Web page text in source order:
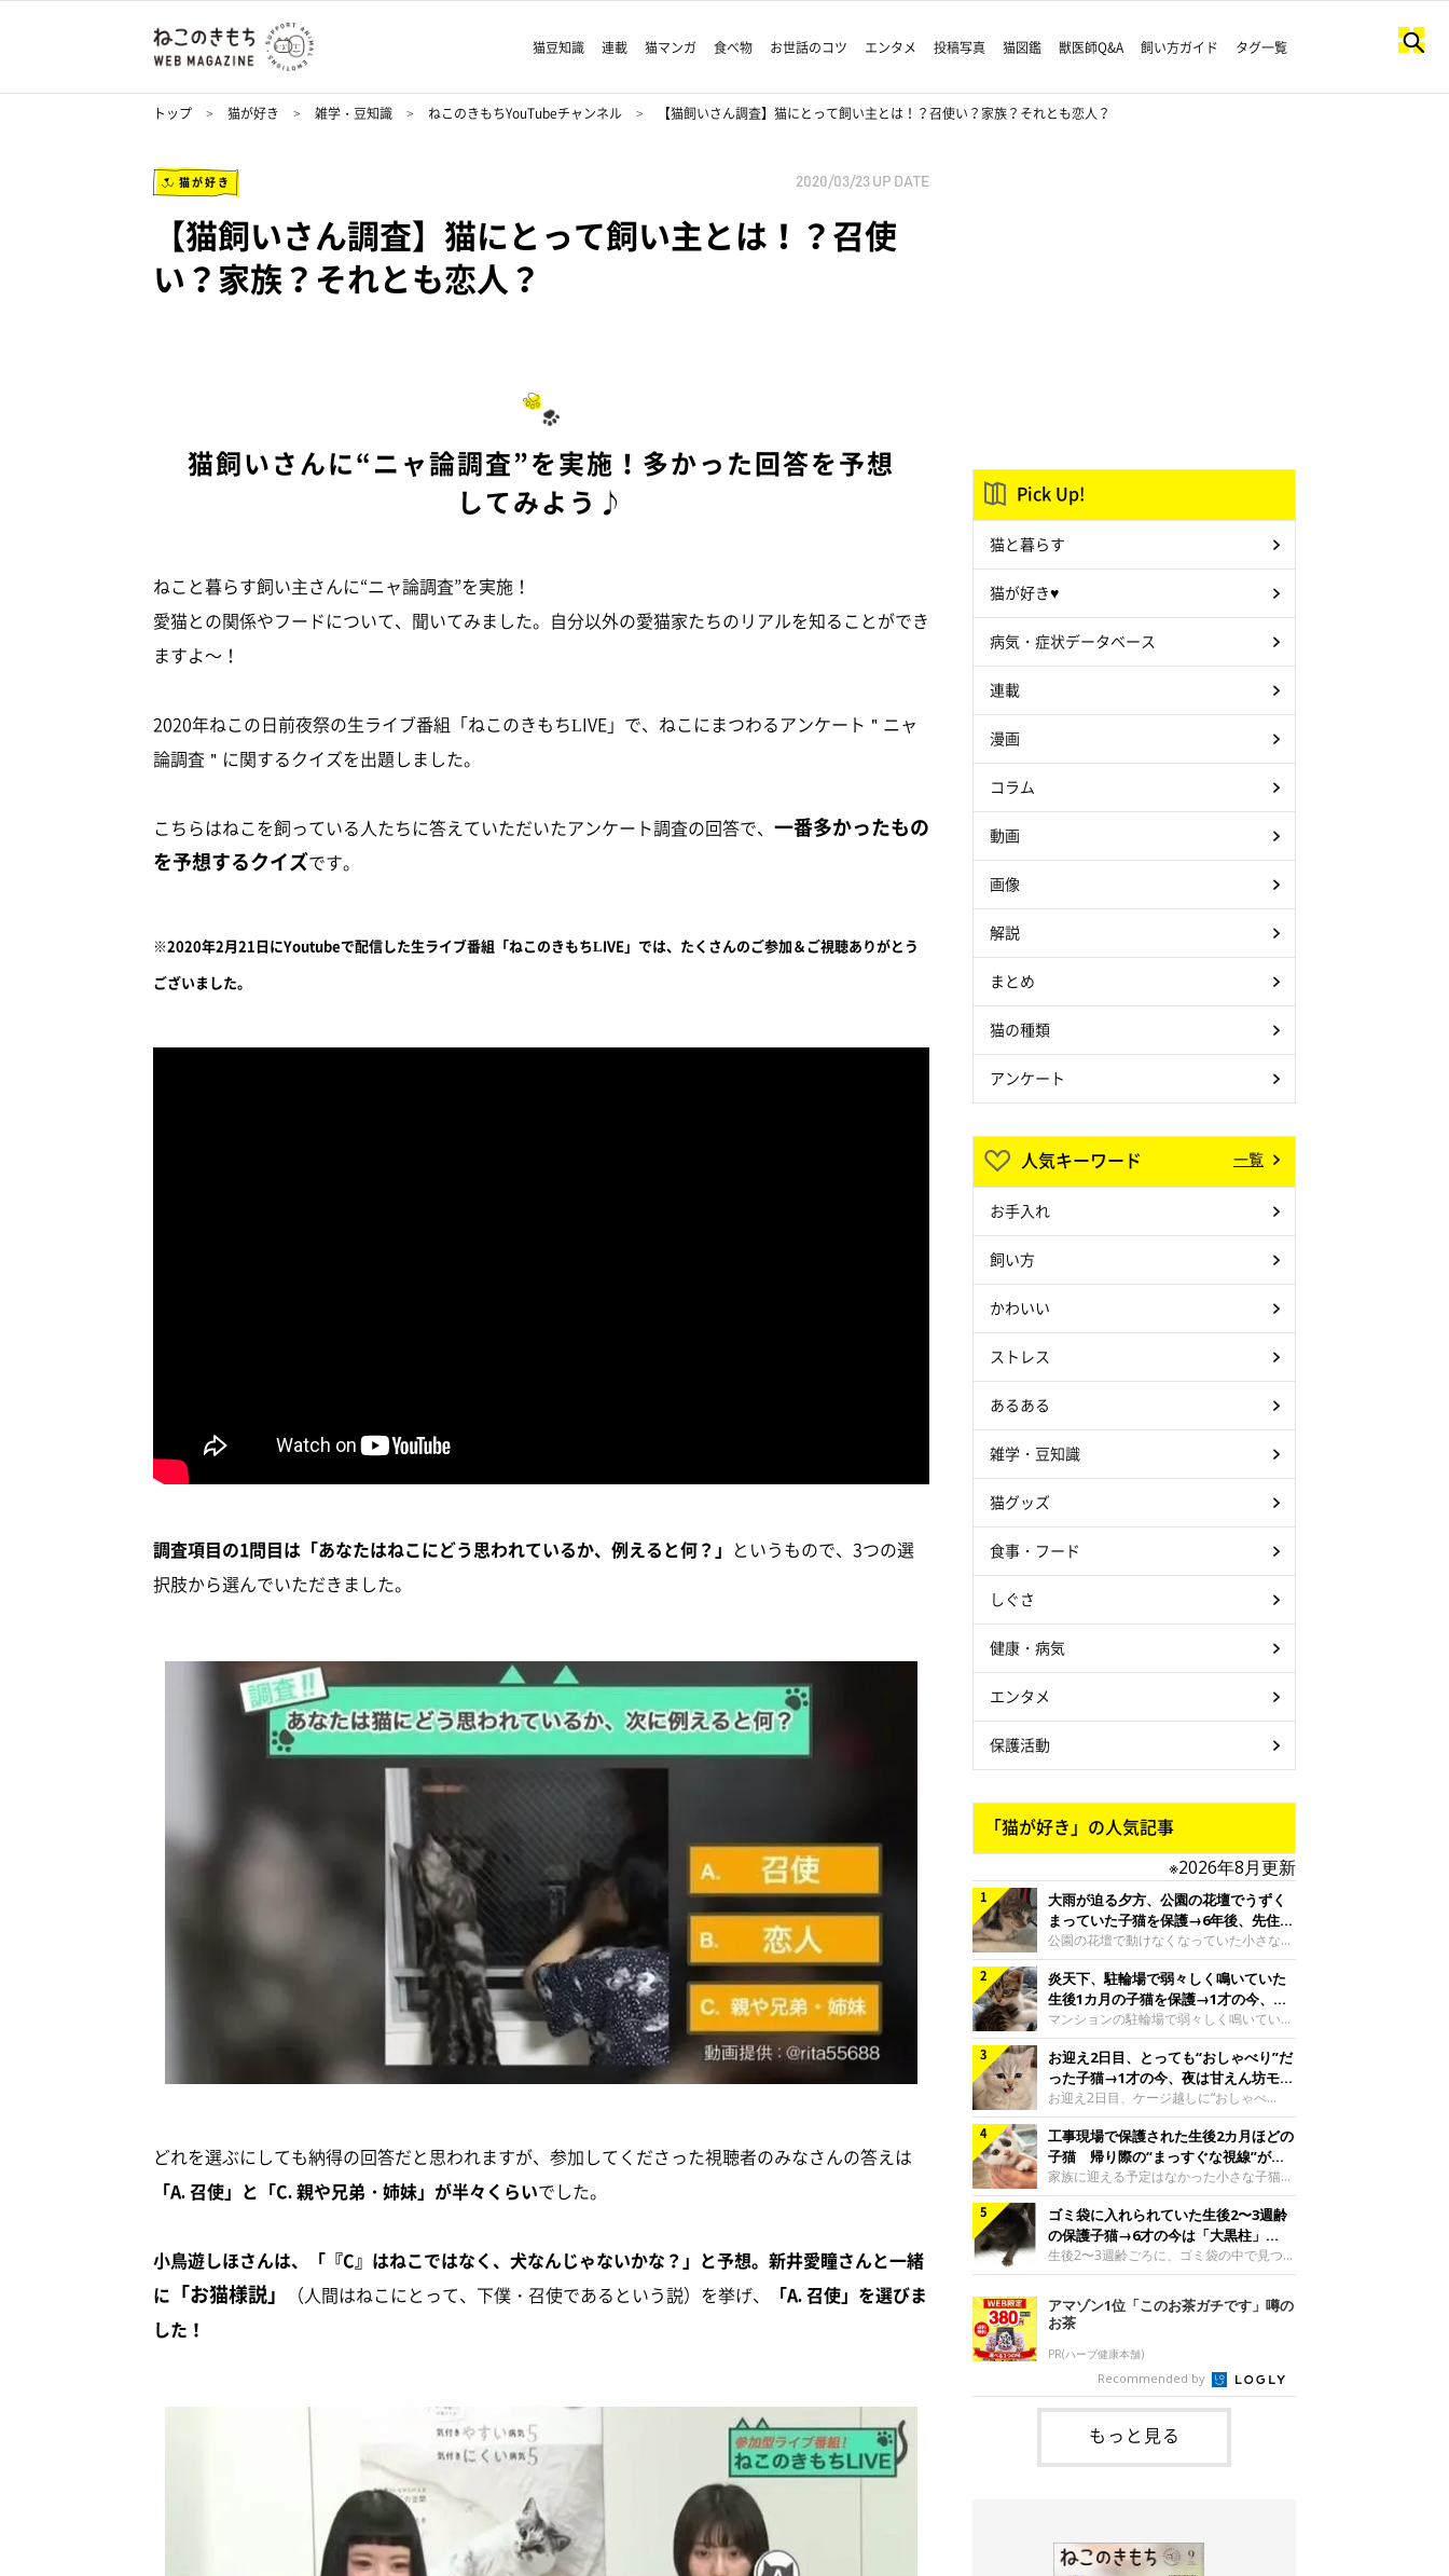
猫豆知識 連載 猫マンガ 食べ物 お世話のコツ エンタメ 投稿写真 猫図鑑 獣医師Q&A 飼い方ガイド タグ一覧
トップ 猫が好き 雑学・豆知識 ねこのきもちYouTubeチャンネル 【猫飼いさん調査】猫にとって飼い主とは！？召使い？家族？それとも恋人？
猫が好き 2020/03/23 UP DATE
【猫飼いさん調査】猫にとって飼い主とは！？召使
い？家族？それとも恋人？
猫飼いさんに“ニャ論調査”を実施！多かった回答を予想
してみよう♪
ねこと暮らす飼い主さんに“ニャ論調査”を実施！
愛猫との関係やフードについて、聞いてみました。自分以外の愛猫家たちのリアルを知ることができ
ますよ～！
2020年ねこの日前夜祭の生ライブ番組「ねこのきもちLIVE」で、ねこにまつわるアンケート＂ニャ
論調査＂に関するクイズを出題しました。
こちらはねこを飼っている人たちに答えていただいたアンケート調査の回答で、 一番多かったもの
を予想するクイズです。
※2020年2月21日にYoutubeで配信した生ライブ番組「ねこのきもちLIVE」では、たくさんのご参加＆ご視聴ありがとう
ございました。
調査項目の1問目は「あなたはねこにどう思われているか、例えると何？」 というもので、3つの選
択肢から選んでいただきました。
どれを選ぶにしても納得の回答だと思われますが、参加してくださった視聴者のみなさんの答えは
「A. 召使」と「C. 親や兄弟・姉妹」が半々くらいでした。
小鳥遊しほさんは、「『C』はねこではなく、犬なんじゃないかな？」と予想。新井愛瞳さんと一緒
に 「お猫様説」 （人間はねこにとって、下僕・召使であるという説）を挙げ、
「A. 召使」を選びま
した！
Pick Up!
猫と暮らす
猫が好き♥
病気・症状データベース
連載
漫画
コラム
動画
画像
解説
まとめ
猫の種類
アンケート
人気キーワード 一覧
お手入れ
飼い方
かわいい
ストレス
あるある
雑学・豆知識
猫グッズ
食事・フード
しぐさ
健康・病気
エンタメ
保護活動
「猫が好き」の人気記事
※2026年8月更新
大雨が迫る夕方、公園の花壇でうずく
まっていた子猫を保護→6年後、先住猫
と“姉妹”のような関係に
公園の花壇で動けなくなっていた小さな子
猫。家族に迎えられてから6年、先住猫と
の間には深い絆が育まれていました。保護
当時のティダちゃん。
@muumuu62197189紹介するのは、
X（旧Twitter）ユーザー
@muumuu62197189さんの愛猫・ティダ
ちゃん（取材時6才）の成長記録です。こ
ちらは、生後3カ月ごろのティダちゃん。
飼い主さんが出会ったのは、夜から大雨に
なると予報されていた日の夕方でした。花
壇で動けずにいた子猫保護したばかりのテ
ィダちゃん。@muumuu62197189飼い主
さんは、公園の
炎天下、駐輪場で弱々しく鳴いていた
生後1カ月の子猫を保護→1才の今、筋
肉質でツンデレなコに成長
マンションの駐輪場で弱々しく鳴いてい
た、生後1カ月ほどの子猫。家族に迎えら
れてから1年、体も行動も大きく成長しま
した。炎天下の駐輪場で鳴いていた小さな
子猫保護当時のモモちゃん。@Kingponzu
紹介するのは、X（旧Twitter）ユーザー
@Kingponzuさんの愛猫・モモちゃん（取
材時1才）の成長記録です。こちらは、モ
モちゃんが生後1カ月ごろに撮影された一
枚。飼い主さんの自宅マンションの駐輪場
で鳴いていたところを保護された当時の姿
です。子猫時代のモモちゃん。
@Kingponzuその日は気温が35℃を
お迎え2日目、とっても“おしゃべり”だ
った子猫→1才の今、夜は甘えん坊モー
ドになるコに成長！
お迎え2日目、ケージ越しに“おしゃべ
り”する姿を見せていた子猫。1才になった
今も見せる愛らしい姿にキュンとします。
お迎え2日目、ケージ越しに何かを伝える
ももちゃん“おしゃべり”なももちゃん。
@poocoonyan紹介するのは、Instagram
ユーザー@poocoonyanさんの愛猫・もも
ちゃん（取材時1才／マンチカン）です。
こちらの動画は、ももちゃんが生後2カ月
を過ぎたころ、お迎え2日目に撮影された
ため、当時はケージの中で過ごしていまし
た。鳴いてアピールするももち
工事現場で保護された生後2カ月ほどの
子猫 帰り際の“まっすぐな視線”が忘
れられず、家族の一員に
家族に迎える予定はなかった小さな子猫。
帰り際に見せた姿が、飼い主さんの心に残
りました。保護当時の夏目ちゃん。
@shibainu_rintaro紹介するのは、
Instagramユーザー@shibainu_rintaroさ
んの愛猫・夏目（なつめ）ちゃん（取材時
3才）。工事現場で親猫とはぐれたとみら
れ、保護された当時は生後2カ月ほどだっ
たといいます。新しい飼い主を探すつもり
が……保護されてケージに入っている夏目
ちゃん。@shibainu_rintaro夏目ちゃんを
保護したのは、以前、飼い主さんの愛猫・
ちくわく
ゴミ袋に入れられていた生後2〜3週齢
の保護子猫→6才の今は「大黒柱」
に！ 美しい黒猫に成長した姿にグッ
とくる
生後2〜3週齢ごろに、ゴミ袋の中で見つか
った小さな命。ミルクから育てられたその
子猫は今、家族に欠かせない存在へと成長
しました。ゴミ袋の中で見つかった、ミニ
モグラのような子猫よちよち歩きをしてい
たころの、生後2〜3週齢ごろのドンちゃ
ん。@doddou_1今回紹介するのは、
X（旧Twitter）ユーザー@doddou_1さん
の愛猫・ドンちゃん（取材時、推定6才／
本名：ドミトリー・ドンスコイ）。ドンち
ゃんは、保護猫でした。ドンちゃんが見つ
かったのは、飼い主さんの姉の勤め先の敷
アマゾン1位「このお茶ガチです」噂の
お茶
PR(ハーブ健康本舗)
Recommended by
もっと見る